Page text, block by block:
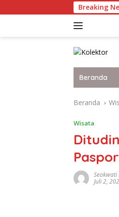
ke
Breaking
Malaysia yang Selangkah
Beranda
Beranda
Wisata
Seokwati
Juli 2,